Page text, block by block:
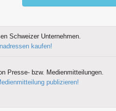
Schweizer Unternehmen.
kaufen!
Presse- bzw. Medienmitteilungen.
publizieren!